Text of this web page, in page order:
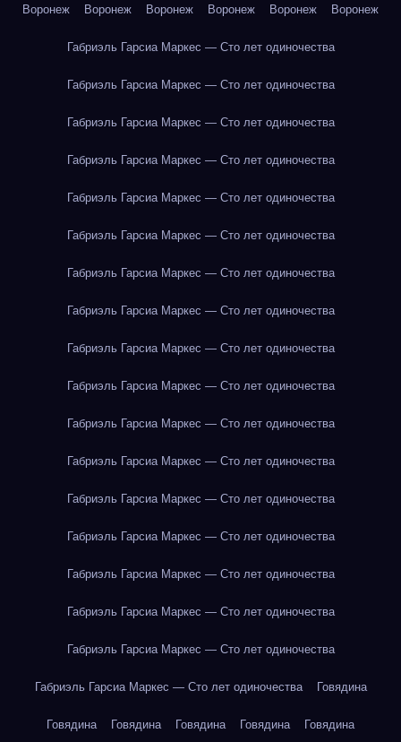
Воронеж Воронеж Воронеж Воронеж Воронеж Воронеж
Габриэль Гарсиа Маркес — Сто лет одиночества
Габриэль Гарсиа Маркес — Сто лет одиночества
Габриэль Гарсиа Маркес — Сто лет одиночества
Габриэль Гарсиа Маркес — Сто лет одиночества
Габриэль Гарсиа Маркес — Сто лет одиночества
Габриэль Гарсиа Маркес — Сто лет одиночества
Габриэль Гарсиа Маркес — Сто лет одиночества
Габриэль Гарсиа Маркес — Сто лет одиночества
Габриэль Гарсиа Маркес — Сто лет одиночества
Габриэль Гарсиа Маркес — Сто лет одиночества
Габриэль Гарсиа Маркес — Сто лет одиночества
Габриэль Гарсиа Маркес — Сто лет одиночества
Габриэль Гарсиа Маркес — Сто лет одиночества
Габриэль Гарсиа Маркес — Сто лет одиночества
Габриэль Гарсиа Маркес — Сто лет одиночества
Габриэль Гарсиа Маркес — Сто лет одиночества
Габриэль Гарсиа Маркес — Сто лет одиночества
Габриэль Гарсиа Маркес — Сто лет одиночества Говядина
Говядина Говядина Говядина Говядина Говядина